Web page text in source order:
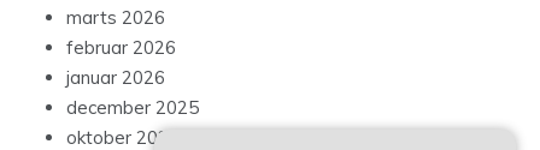
marts 2026
februar 2026
januar 2026
december 2025
oktober 2025